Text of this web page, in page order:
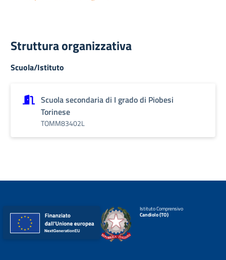
Struttura organizzativa
Scuola/Istituto
Scuola secondaria di I grado di Piobesi
Torinese
TOMM83402L
Istituto Comprensivo
Candiolo (TO)